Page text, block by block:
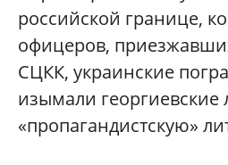
российской границе,
офицеров,
СЦКК, украинские
изымали георгиевские
«пропагандистскую»